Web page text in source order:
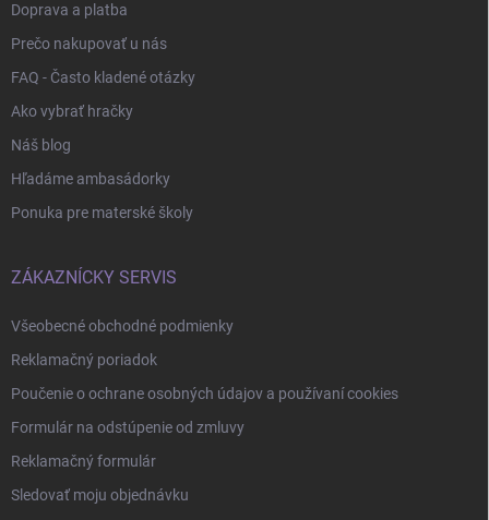
Doprava a platba
Prečo nakupovať u nás
FAQ - Často kladené otázky
Ako vybrať hračky
Náš blog
Hľadáme ambasádorky
Ponuka pre materské školy
ZÁKAZNÍCKY SERVIS
Všeobecné obchodné podmienky
Reklamačný poriadok
Poučenie o ochrane osobných údajov a používaní cookies
Formulár na odstúpenie od zmluvy
Reklamačný formulár
Sledovať moju objednávku